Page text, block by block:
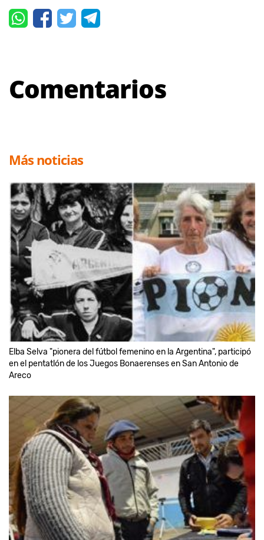
Comentarios
Más noticias
Elba Selva "pionera del fútbol femenino en la Argentina", participó
en el pentatlón de los Juegos Bonaerenses en San Antonio de
Areco